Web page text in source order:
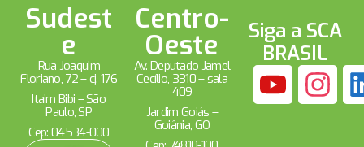
Sudest
e
Rua Joaquim
Floriano, 72 – cj. 176
Itaim Bibi – São
Paulo, SP
Cep: 04534-000
Centro-
Oeste
Av. Deputado Jamel
Cecílio, 3310 – sala
409
Jardim Goiás –
Goiânia, GO
Siga a SCA
BRASIL